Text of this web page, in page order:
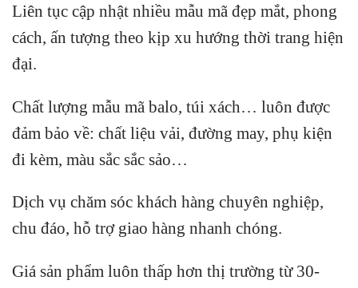
Liên tục cập nhật nhiều mẫu mã đẹp mắt, phong
cách, ấn tượng theo kịp xu hướng thời trang hiện
đại.
Chất lượng mẫu mã balo, túi xách…
luôn được
đảm bảo về: chất liệu vải, đường may, phụ kiện
đi kèm, màu sắc sắc sảo…
Dịch vụ chăm sóc khách hàng chuyên nghiệp,
chu đáo, hỗ trợ giao hàng nhanh chóng.
Giá sản phẩm luôn thấp hơn thị trường từ 30-